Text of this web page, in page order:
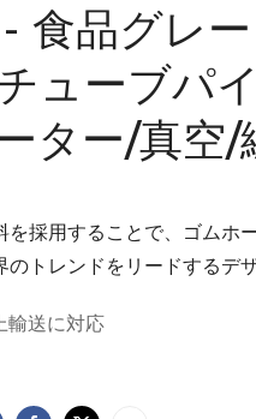
食品グレ
ューブパ
ター/真空/
採用することで、ゴムホ
トレンドをリードするデ
輸送に対応